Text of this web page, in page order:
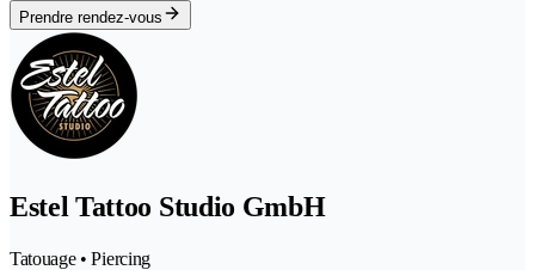
Prendre rendez-vous
Estel Tattoo Studio GmbH
Tatouage • Piercing